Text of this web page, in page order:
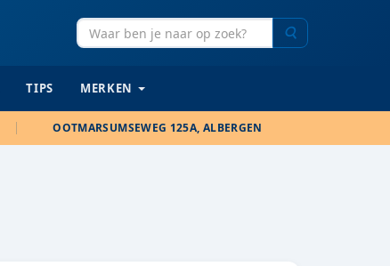
TIPS MERKEN
OOTMARSUMSEWEG 125A, ALBERGEN